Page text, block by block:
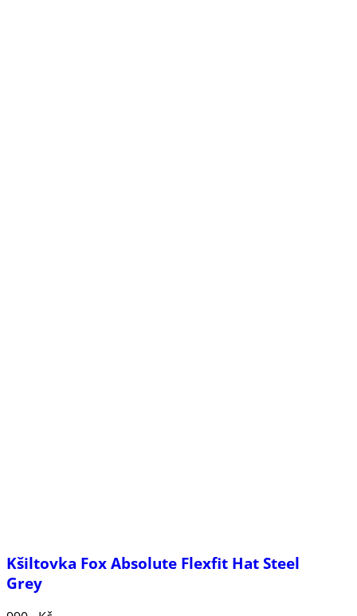
Kšiltovka Fox Absolute Flexfit Hat Steel
Grey